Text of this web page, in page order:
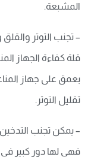
المشبعة.
– تجنب التوتر
قلة كفاءة الجهاز
بعمق على جهاز
تقليل التوتر.
– يمكن تجنب التدخين
فهي لها دور كبير